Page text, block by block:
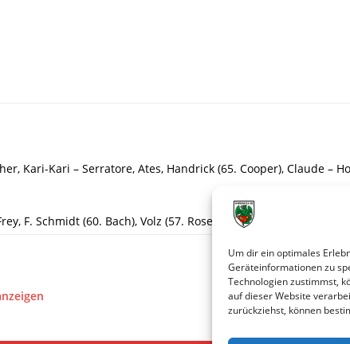
Um dir ein optimales
Geräteinformationen zu
Technologien zustimmst,
auf dieser Website
zurückziehst, können
Kari-Kari – Serratore, Ates, Handrick (65. Cooper), Claude –
F. Schmidt (60. Bach), Volz (57. Rose), Chehab – Moh Amar,